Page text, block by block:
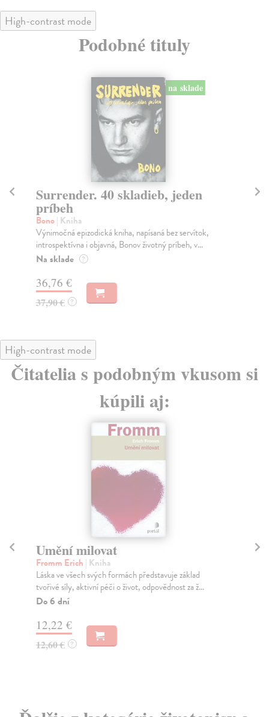
High-contrast mode
Podobné tituly
na sklade
Surrender. 40 skladieb, jeden
príbeh
Bono| Kniha
Výnimočná epizodická kniha, napísaná bez servítok,
introspektívna i objavná, Bonov životný príbeh, v...
Na sklade ?
36,76 €
37,90 € ?
High-contrast mode
Čitatelia s podobným vkusom si
kúpili aj:
Umění milovat
Fromm Erich | Kniha
Láska ve všech svých formách představuje základ
tvořivé síly, aktivní péči o život, odpovědnost za ž...
Do 6 dní
12,22 €
12,60 € ?